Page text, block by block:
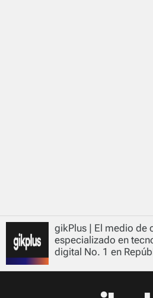
gikPlus | El medio de
especializado en
digital No. 1 en